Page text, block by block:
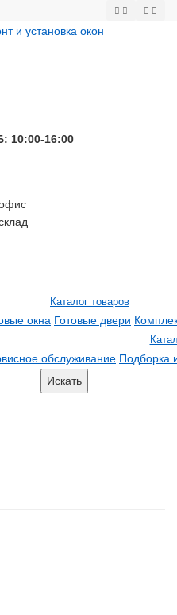
10:00-16:00
Каталог товаров
окна Готовые двери
обслуживание Подборка
Искать